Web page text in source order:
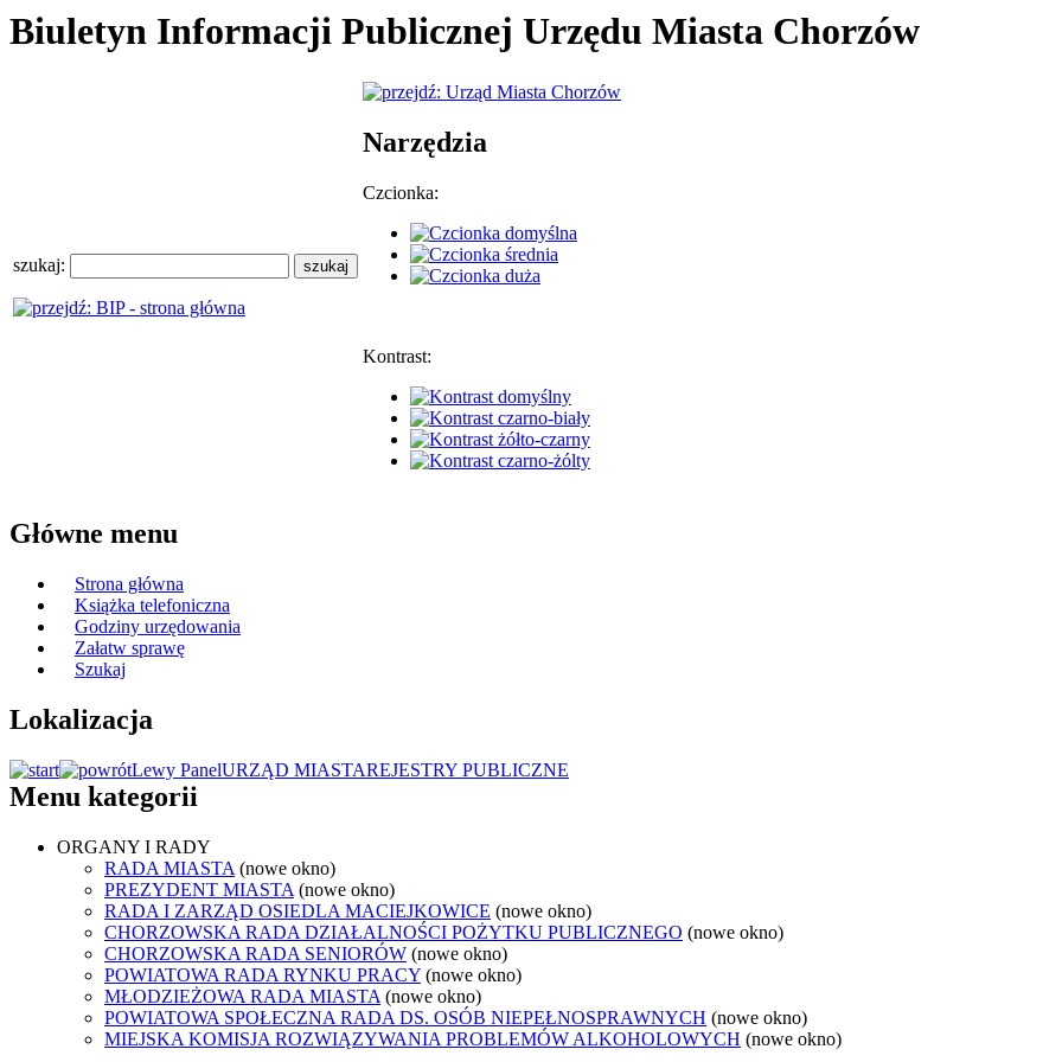
Biuletyn Informacji Publicznej Urzędu Miasta Chorzów
szukaj:
Narzędzia
Czcionka:
Kontrast:
Główne menu
Strona główna
Książka telefoniczna
Godziny urzędowania
Załatw sprawę
Szukaj
Lokalizacja
Lewy PanelURZĄD MIASTAREJESTRY PUBLICZNE
Menu kategorii
ORGANY I RADY
RADA MIASTA (nowe okno)
PREZYDENT MIASTA (nowe okno)
RADA I ZARZĄD OSIEDLA MACIEJKOWICE (nowe okno)
CHORZOWSKA RADA DZIAŁALNOŚCI POŻYTKU PUBLICZNEGO (nowe okno)
CHORZOWSKA RADA SENIORÓW (nowe okno)
POWIATOWA RADA RYNKU PRACY (nowe okno)
MŁODZIEŻOWA RADA MIASTA (nowe okno)
POWIATOWA SPOŁECZNA RADA DS. OSÓB NIEPEŁNOSPRAWNYCH (nowe okno)
MIEJSKA KOMISJA ROZWIĄZYWANIA PROBLEMÓW ALKOHOLOWYCH (nowe okno)